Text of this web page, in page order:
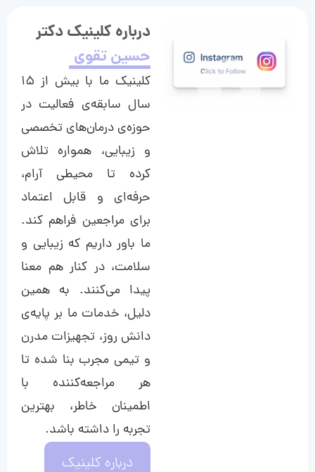
درباره کلینیک دکتر
حسین تقوی
کلینیک ما با بیش از ۱۵
سال سابقه‌ی فعالیت در
حوزه‌ی درمان‌های تخصصی
و زیبایی، همواره تلاش
کرده تا محیطی آرام،
حرفه‌ای و قابل اعتماد
برای مراجعین فراهم کند.
ما باور داریم که زیبایی و
سلامت، در کنار هم معنا
پیدا می‌کنند. به همین
دلیل، خدمات ما بر پایه‌ی
دانش روز، تجهیزات مدرن
و تیمی مجرب بنا شده تا
هر مراجعه‌کننده با
اطمینان خاطر، بهترین
تجربه را داشته باشد.
درباره کلینیک